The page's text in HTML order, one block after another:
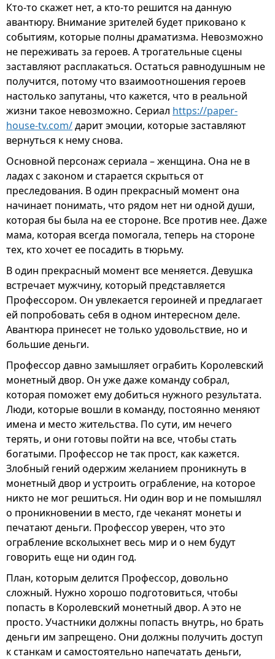
Кто-то скажет нет, а кто-то решится на данную
авантюру. Внимание зрителей будет приковано к
событиям, которые полны драматизма. Невозможно
не переживать за героев. А трогательные сцены
заставляют расплакаться. Остаться равнодушным не
получится, потому что взаимоотношения героев
настолько запутаны, что кажется, что в реальной
жизни такое невозможно. Сериал https://paper-
house-tv.com/дарит эмоции, которые заставляют
вернуться к нему снова.
Основной персонаж сериала – женщина. Она не в
ладах с законом и старается скрыться от
преследования. В один прекрасный момент она
начинает понимать, что рядом нет ни одной души,
которая бы была на ее стороне. Все против нее. Даже
мама, которая всегда помогала, теперь на стороне
тех, кто хочет ее посадить в тюрьму.
В один прекрасный момент все меняется. Девушка
встречает мужчину, который представляется
Профессором. Он увлекается героиней и предлагает
ей попробовать себя в одном интересном деле.
Авантюра принесет не только удовольствие, но и
большие деньги.
Профессор давно замышляет ограбить Королевский
монетный двор. Он уже даже команду собрал,
которая поможет ему добиться нужного результата.
Люди, которые вошли в команду, постоянно меняют
имена и место жительства. По сути, им нечего
терять, и они готовы пойти на все, чтобы стать
богатыми. Профессор не так прост, как кажется.
Злобный гений одержим желанием проникнуть в
монетный двор и устроить ограбление, на которое
никто не мог решиться. Ни один вор и не помышлял
о проникновении в место, где чеканят монеты и
печатают деньги. Профессор уверен, что это
ограбление всколыхнет весь мир и о нем будут
говорить еще ни один год.
План, которым делится Профессор, довольно
сложный. Нужно хорошо подготовиться, чтобы
попасть в Королевский монетный двор. А это не
просто. Участники должны попасть внутрь, но брать
деньги им запрещено. Они должны получить доступ
к станкам и самостоятельно напечатать деньги,